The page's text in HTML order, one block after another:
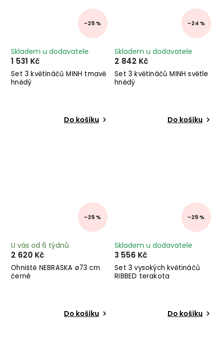
–25 %
Set 3 květináčů MINH tmavě
hnědý
Skladem u dodavatele
1 531 Kč
Do košíku
–24 %
Set 3 květináčů MINH světle
hnědý
Skladem u dodavatele
2 842 Kč
Do košíku
–25 %
Ohniště NEBRASKA ø73 cm
černé
U vás od 6 týdnů
2 620 Kč
Do košíku
–25 %
Set 3 vysokých květináčů
RIBBED terakota
Skladem u dodavatele
3 556 Kč
Do košíku